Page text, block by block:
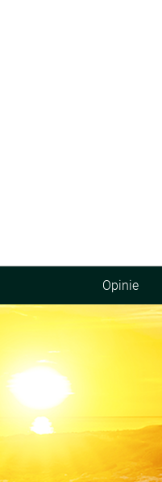
Opinie